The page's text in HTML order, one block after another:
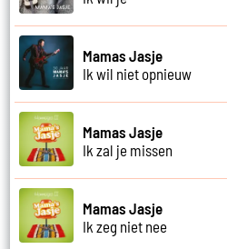
Mamas Jasje
Ik wil niet opnieuw
Mamas Jasje
Ik zal je missen
Mamas Jasje
Ik zeg niet nee